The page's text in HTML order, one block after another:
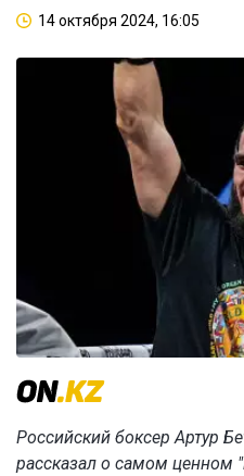
14 октября 2024, 16:05
Российский боксер Артур
рассказал о самом ценном